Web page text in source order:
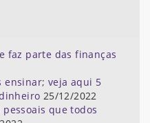
faz parte das finanças
ensinar; veja aqui 5
25/12/2022
que todos